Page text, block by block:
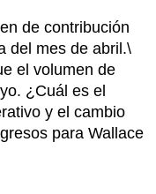
de contribución
del mes de abril.\
el volumen de
¿Cuál es el
y el cambio
para Wallace